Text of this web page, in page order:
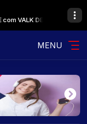
VALK DE MACEDO E
MENU